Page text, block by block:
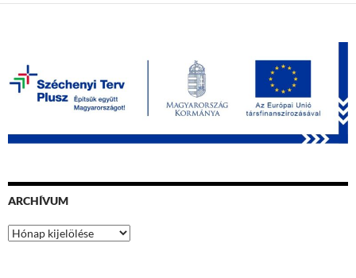
ARCHÍVUM
Archívum